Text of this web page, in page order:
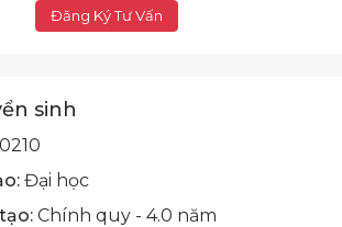
Đăng Ký Tư Vấn
sinh
Đại học
Chính quy - 4.0 năm